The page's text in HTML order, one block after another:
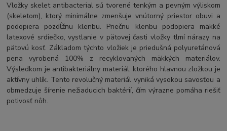
Vložky skelet antibacterial sú tvorené tenkým a pevným výliskom
(skeletom), ktorý minimálne zmenšuje vnútorný priestor obuvi a
podopiera pozdĺžnu klenbu. Priečnu klenbu podopiera mäkké
latexové srdiečko, vystlanie v pätovej časti vložky tlmí nárazy na
pätovú kosť. Základom týchto vložiek je priedušná polyuretánová
pena vyrobená 100% z recyklovaných mäkkých materiálov.
Výsledkom je antibakteriálny materiál, ktorého hlavnou zložkou je
aktívny uhlík. Tento revolučný materiál vyniká vysokou savosťou a
obmedzuje šírenie nežiaducich baktérií, čím výrazne pomáha riešiť
potivosť nôh.